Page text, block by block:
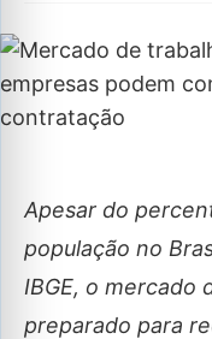
Apesar do
população no
IBGE, o mercado
preparado para